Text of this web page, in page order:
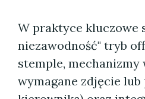
W praktyce kluczowe
niezawodność" tryb
stemple, mechanizmy
wymagane zdjęcie lub